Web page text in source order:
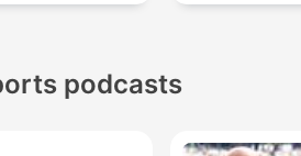
podcasts